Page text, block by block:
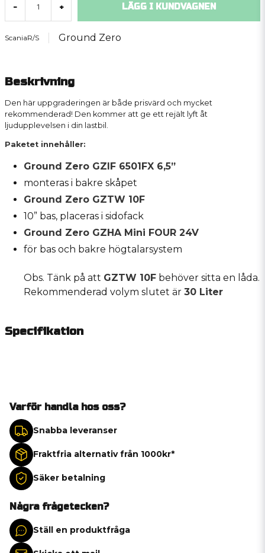
- + LÄGG I KUNDVAGNEN
ScaniaR/S Ground Zero
Beskrivning
Den här uppgraderingen är både prisvärd och mycket
rekommenderad! Den kommer att ge ett rejält lyft åt
ljudupplevelsen i din lastbil.
Paketet innehåller:
Ground Zero GZIF 6501FX 6,5”
monteras i bakre skåpet
Ground Zero GZTW 10F
10” bas, placeras i sidofack
Ground Zero GZHA Mini FOUR 24V
för bas och bakre högtalarsystem
Obs. Tänk på att GZTW 10F behöver sitta en låda.
Rekommenderad volym slutet är 30 Liter
Specifikation
Varför handla hos oss?
Snabba leveranser
Fraktfria alternativ från 1000kr*
Säker betalning
Några frågetecken?
Ställ en produktfråga